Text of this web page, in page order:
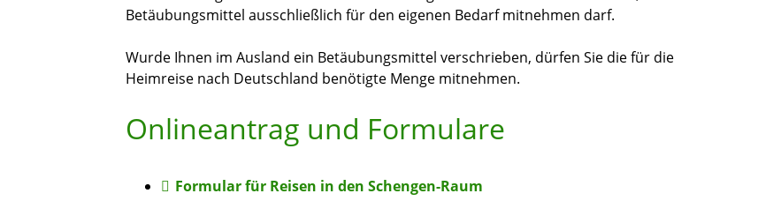
Betäubungsmittel ausschließlich für den eigenen Bedarf mitnehmen darf.
Wurde Ihnen im Ausland ein Betäubungsmittel verschrieben, dürfen Sie die für die
Heimreise nach Deutschland benötigte Menge mitnehmen.
Onlineantrag und Formulare
Formular für Reisen in den Schengen-Raum